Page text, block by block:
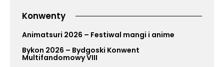
Konwenty
Animatsuri 2026 – Festiwal mangi i anime
Bykon 2026 – Bydgoski Konwent
Multifandomowy VIII